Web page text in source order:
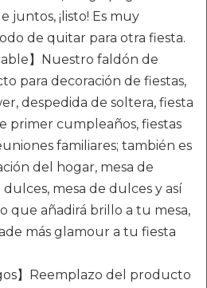
juntos, ¡listo! Es muy
de quitar para otra fiesta.
】Nuestro faldón de
para decoración de fiestas,
despedida de soltera, fiesta
primer cumpleaños, fiestas
familiares; también es
del hogar, mesa de
dulces, mesa de dulces y así
que añadirá brillo a tu mesa,
más glamour a tu fiesta
】Reemplazo del producto